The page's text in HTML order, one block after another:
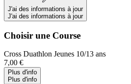
J'ai des informations à jour
J'ai des informations à jour
Choisir une Course
Cross Duathlon Jeunes 10/13 ans
7,00 €
Plus d'info
Plus d'info